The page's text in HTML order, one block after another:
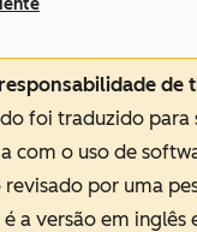
de
foi traduzido para
com o uso de
revisado por uma
a versão em inglês